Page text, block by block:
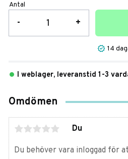
Antal
+
-
14
I weblager, leveranstid 1-3
Omdömen
Du